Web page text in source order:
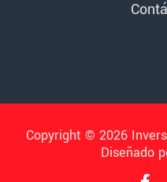
Copyright © 2026
Diseñado